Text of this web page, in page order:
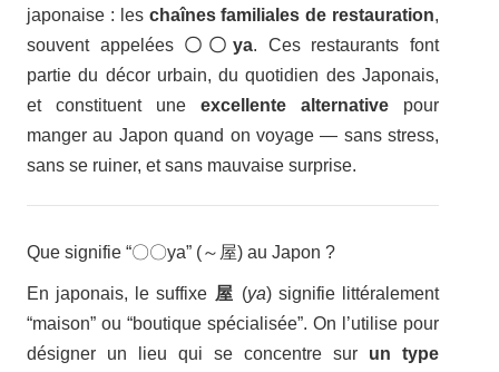
japonaise : les chaînes familiales de restauration,
souvent appelées 〇〇ya. Ces restaurants font
partie du décor urbain, du quotidien des Japonais,
et constituent une excellente alternative pour
manger au Japon quand on voyage — sans stress,
sans se ruiner, et sans mauvaise surprise.
Que signifie “〇〇ya” (～屋) au Japon ?
En japonais, le suffixe 屋 (ya) signifie littéralement
“maison” ou “boutique spécialisée”. On l’utilise pour
désigner un lieu qui se concentre sur un type